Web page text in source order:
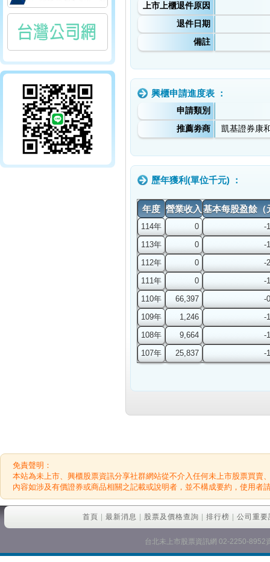
上市上櫃退件原因
退件日期
備註
興櫃申請進度表 ：
申請類別
推薦劵商
凱基證券康
歷年獲利(單位千元) ：
年度 營業收入 基本每股盈餘（
114年 0
-
113年
0
-
112年
0
-
111年
0
-
110年
66,397
-
109年
1,246
-
108年
9,664
-
107年
25,837 -
免責聲明：
本站為未上市、興櫃股票資訊分享社群網站從不介入任何未上市股票買賣
內容如涉及有價證券或商品相關之記載或說明者，並不構成要約，使用者
首頁 最新消息 股票及價格查詢 排行榜 公司重要
台北未上市股票資訊網 02-2250-